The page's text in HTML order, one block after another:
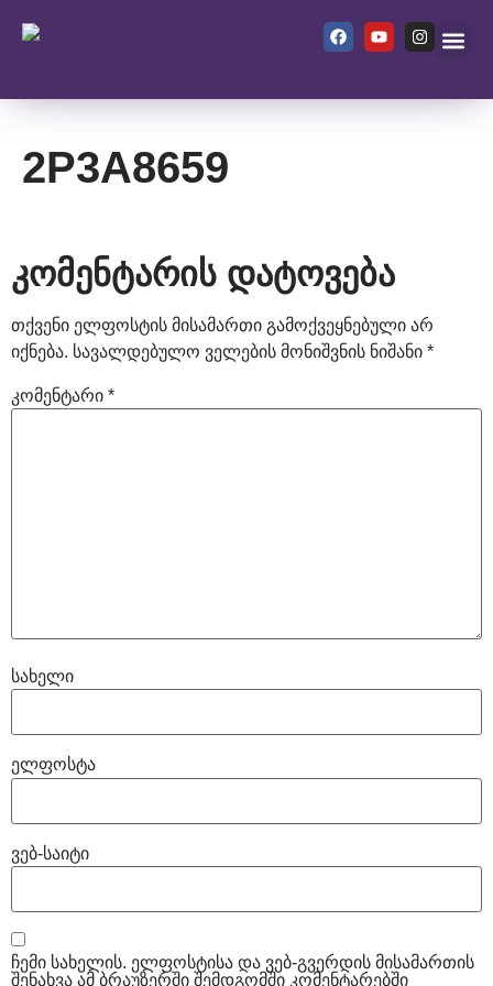
2P3A8659
კომენტარის დატოვება
თქვენი ელფოსტის მისამართი გამოქვეყნებული არ
იქნება. სავალდებულო ველების მონიშვნის ნიშანი *
კომენტარი *
სახელი
ელფოსტა
ვებ-საიტი
ჩემი სახელის. ელფოსტისა და ვებ-გვერდის მისამართის
შენახვა ამ ბრაუზერში შემდგომში კომენტარებში